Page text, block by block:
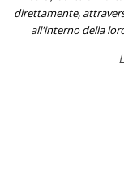
direttamente,
all'interno della